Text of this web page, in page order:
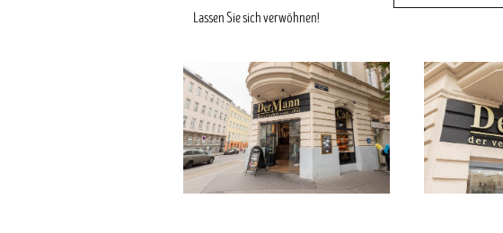
Lassen Sie sich verwöhnen!